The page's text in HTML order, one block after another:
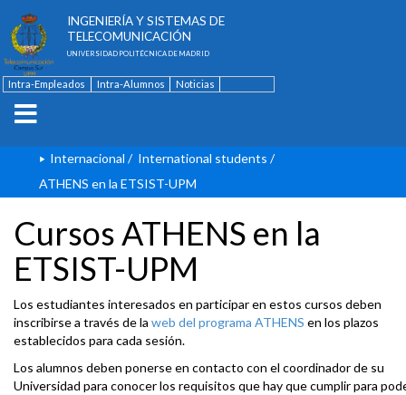
INGENIERÍA Y SISTEMAS DE
TELECOMUNICACIÓN
UNIVERSIDAD POLITÉCNICA DE MADRID
Intra-Empleados Intra-Alumnos
Noticias
Internacional / International students /
ATHENS en la ETSIST-UPM
Cursos ATHENS en la
ETSIST-UPM
Los estudiantes interesados en participar en estos cursos deben
inscribirse a través de la web del programa ATHENS en los plazos
establecidos para cada sesión.
Los alumnos deben ponerse en contacto con el coordinador de su
Universidad para conocer los requisitos que hay que cumplir para